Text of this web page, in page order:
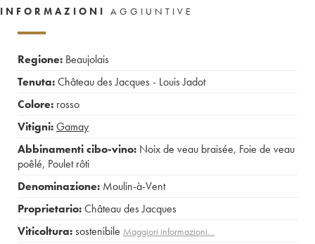
INFORMAZIONI AGGIUNTIVE
Regione: Beaujolais
Tenuta:Château des Jacques - Louis Jadot
Colore: rosso
Vitigni:Gamay
Abbinamenti cibo-vino: Noix de veau braisée, Foie de veau
poêlé, Poulet rôti
Denominazione: Moulin-à-Vent
Proprietario:Château des Jacques
Viticoltura:sostenibile Maggiori informazioni…